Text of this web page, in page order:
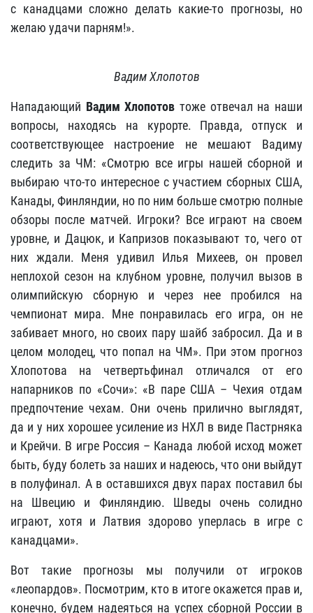
с канадцами сложно делать какие-то прогнозы, но
желаю удачи парням!».
Вадим Хлопотов
Нападающий Вадим Хлопотов тоже отвечал на наши
вопросы, находясь на курорте. Правда, отпуск и
соответствующее настроение не мешают Вадиму
следить за ЧМ: «Смотрю все игры нашей сборной и
выбираю что-то интересное с участием сборных США,
Канады, Финляндии, но по ним больше смотрю полные
обзоры после матчей. Игроки? Все играют на своем
уровне, и Дацюк, и Капризов показывают то, чего от
них ждали. Меня удивил Илья Михеев, он провел
неплохой сезон на клубном уровне, получил вызов в
олимпийскую сборную и через нее пробился на
чемпионат мира. Мне понравилась его игра, он не
забивает много, но своих пару шайб забросил. Да и в
целом молодец, что попал на ЧМ». При этом прогноз
Хлопотова на четвертьфинал отличался от его
напарников по «Сочи»: «В паре США – Чехия отдам
предпочтение чехам. Они очень прилично выглядят,
да и у них хорошее усиление из НХЛ в виде Пастрняка
и Крейчи. В игре Россия – Канада любой исход может
быть, буду болеть за наших и надеюсь, что они выйдут
в полуфинал. А в оставшихся двух парах поставил бы
на Швецию и Финляндию. Шведы очень солидно
играют, хотя и Латвия здорово уперлась в игре с
канадцами».
Вот такие прогнозы мы получили от игроков
«леопардов». Посмотрим, кто в итоге окажется прав и,
конечно, будем надеяться на успех сборной России в